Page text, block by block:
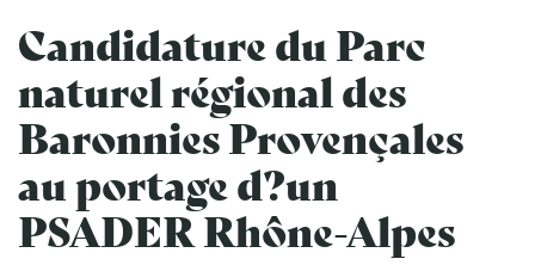
Candidature du Parc
naturel régional des
Baronnies Provençales
au portage d?un
PSADER Rhône-Alpes